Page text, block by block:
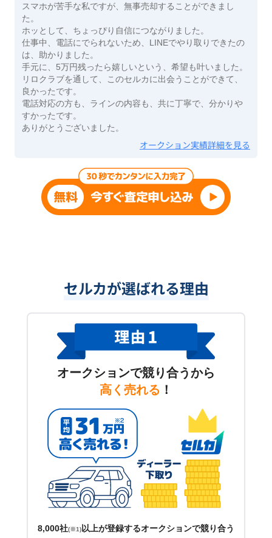
スマホが苦手な私ですが、無事売却することができまし
た。
ホッとして、ちょっぴり自信につながりました。
仕事中、電話にでられないため、LINEでやり取りできたの
は、助かりました。
手元に、5万円残ったら嬉しいという、希望も叶いました。
リロクラブを通して、このセルカに出会うことができて、
良かったです。
電話対応の方も、ラインの内容も、共に丁寧で、分かりや
すかったです。
ありがとうございました。
オークション実績詳細を見る
セルカが選ばれる理由
オークションで競り合うから
高く売れる ！
8,000社(※1) 以上が登録するオークションで競り合う